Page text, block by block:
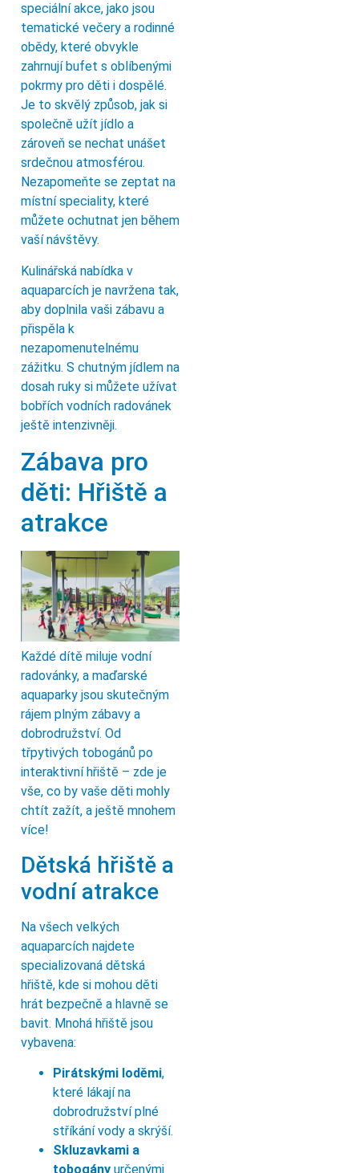
speciální akce, jako jsou
tematické večery a rodinné
obědy, které obvykle
zahrnují bufet s oblíbenými
pokrmy pro děti i dospělé.
Je to skvělý způsob, jak si
společně užít jídlo a
zároveň se nechat unášet
srdečnou atmosférou.
Nezapomeňte se zeptat na
místní speciality, které
můžete ochutnat jen během
vaší návštěvy.
Kulinářská nabídka v
aquaparcích je navržena tak,
aby doplnila vaši zábavu a
přispěla k
nezapomenutelnému
zážitku. S chutným jídlem na
dosah ruky si můžete užívat
bobřích vodních radovánek
ještě intenzivněji.
Zábava pro
děti: Hřiště a
atrakce
Každé dítě miluje vodní
radovánky, a maďarské
aquaparky jsou skutečným
rájem plným zábavy a
dobrodružství. Od
třpytivých tobogánů po
interaktivní hřiště – zde je
vše, co by vaše děti mohly
chtít zažít, a ještě mnohem
více!
Dětská hřiště a
vodní atrakce
Na všech velkých
aquaparcích najdete
specializovaná dětská
hřiště, kde si mohou děti
hrát bezpečně a hlavně se
bavit. Mnohá hřiště jsou
vybavena:
Pirátskými loděmi,
které lákají na
dobrodružství plné
stříkání vody a skrýší.
Skluzavkami a
tobogány určenými